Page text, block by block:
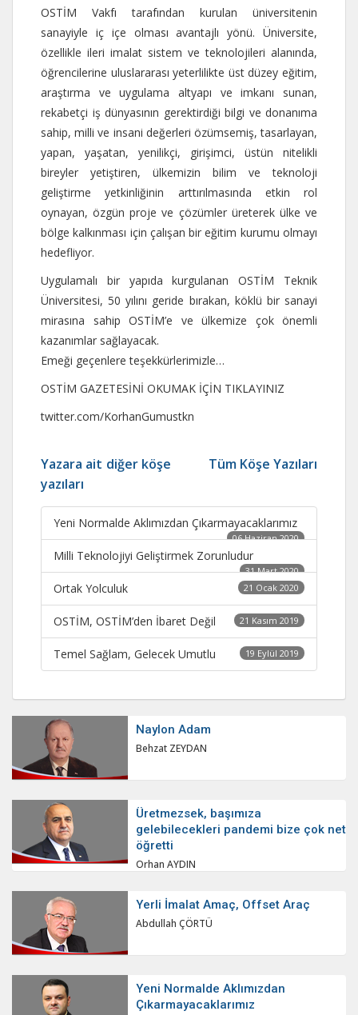
OSTİM Vakfı tarafından kurulan üniversitenin
sanayiyle iç içe olması avantajlı yönü. Üniversite,
özellikle ileri imalat sistem ve teknolojileri alanında,
öğrencilerine uluslararası yeterlilikte üst düzey eğitim,
araştırma ve uygulama altyapı ve imkanı sunan,
rekabetçi iş dünyasının gerektirdiği bilgi ve donanıma
sahip, milli ve insani değerleri özümsemiş, tasarlayan,
yapan, yaşatan, yenilikçi, girişimci, üstün nitelikli
bireyler yetiştiren, ülkemizin bilim ve teknoloji
geliştirme yetkinliğinin arttırılmasında etkin rol
oynayan, özgün proje ve çözümler üreterek ülke ve
bölge kalkınması için çalışan bir eğitim kurumu olmayı
hedefliyor.
Uygulamalı bir yapıda kurgulanan OSTİM Teknik
Üniversitesi, 50 yılını geride bırakan, köklü bir sanayi
mirasına sahip OSTİM’e ve ülkemize çok önemli
kazanımlar sağlayacak.
Emeği geçenlere teşekkürlerimizle…
OSTİM GAZETESİNİ OKUMAK İÇİN TIKLAYINIZ
twitter.com/KorhanGumustkn
Yazara ait diğer köşe
yazıları
Tüm Köşe Yazıları
Yeni Normalde Aklımızdan Çıkarmayacaklarımız
06 Haziran 2020
Milli Teknolojiyi Geliştirmek Zorunludur
31 Mart 2020
Ortak Yolculuk 21 Ocak 2020
OSTİM, OSTİM’den İbaret Değil 21 Kasım 2019
Temel Sağlam, Gelecek Umutlu 19 Eylül 2019
Naylon Adam
Behzat ZEYDAN
Üretmezsek, başımıza
gelebilecekleri pandemi bize çok net
öğretti
Orhan AYDIN
Yerli İmalat Amaç, Offset Araç
Abdullah ÇÖRTÜ
Yeni Normalde Aklımızdan
Çıkarmayacaklarımız